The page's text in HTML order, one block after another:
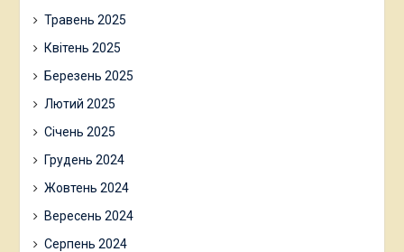
Травень 2025
Квітень 2025
Березень 2025
Лютий 2025
Січень 2025
Грудень 2024
Жовтень 2024
Вересень 2024
Серпень 2024